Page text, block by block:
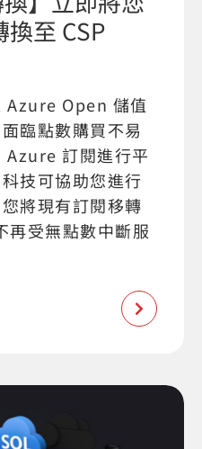
至 CSP
Azure Open 儲值
臨點數購買不易
Azure 訂閱進行平
技可協助您進行
將現有訂閱移轉
再受無點數中斷服